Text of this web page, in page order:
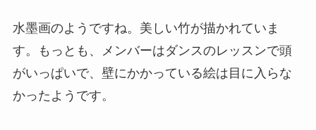
水墨画のようですね。美しい竹が描かれていま
す。もっとも、メンバーはダンスのレッスンで頭
がいっぱいで、壁にかかっている絵は目に入らな
かったようです。